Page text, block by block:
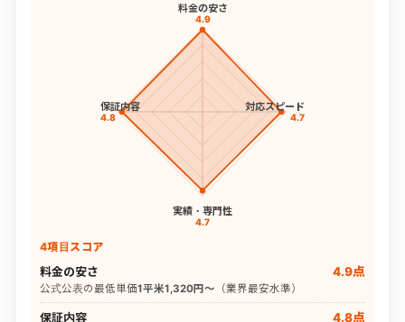
料金の安さ
4.9
対応スピード
4.7
実績・専門性
4.7
保証内容
4.8
4項目スコア
料金の安さ 4.9点
公式公表の最低単価1平米1,320円〜 （業界最安水準）
保証内容 4.8点